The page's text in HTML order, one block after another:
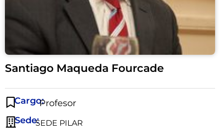
Santiago Maqueda Fourcade
Cargo:Profesor
Sede:SEDE PILAR